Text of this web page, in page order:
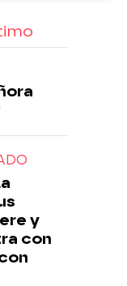
y
con